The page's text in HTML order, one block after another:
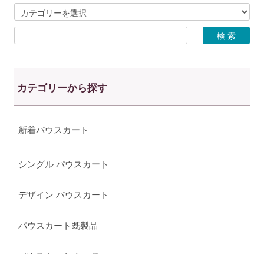
カテゴリーから探す
新着パウスカート
シングル パウスカート
デザイン パウスカート
パウスカート既製品